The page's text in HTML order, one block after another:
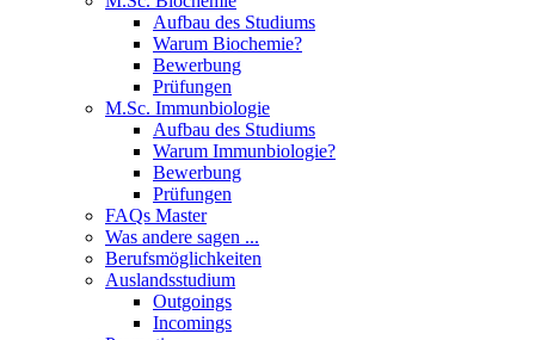
Aufbau des Studiums
Warum Biochemie?
Bewerbung
Prüfungen
M.Sc. Immunbiologie
Aufbau des Studiums
Warum Immunbiologie?
Bewerbung
Prüfungen
FAQs Master
Was andere sagen ...
Berufsmöglichkeiten
Auslandsstudium
Outgoings
Incomings